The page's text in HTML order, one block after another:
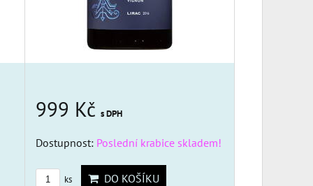
999 Kčs DPH
Dostupnost: Poslední krabice skladem!
ks DO KOŠÍKU